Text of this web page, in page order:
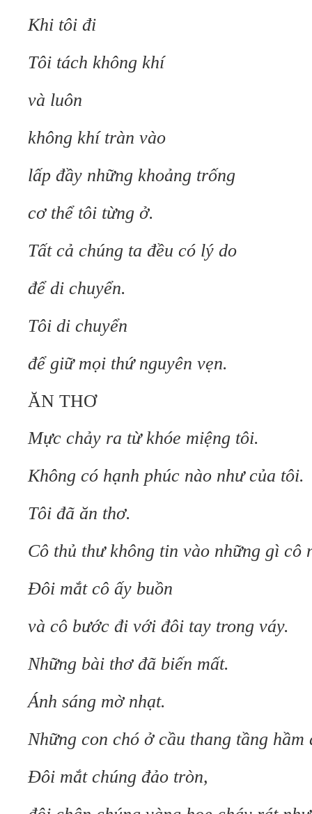
Khi tôi đi
Tôi tách không khí
và luôn
không khí tràn vào
lấp đầy những khoảng trống
cơ thể tôi từng ở.
Tất cả chúng ta đều có lý do
để di chuyển.
Tôi di chuyển
để giữ mọi thứ nguyên vẹn.
ĂN THƠ
Mực chảy ra từ khóe miệng tôi.
Không có hạnh phúc nào như của tôi.
Tôi đã ăn thơ.
Cô thủ thư không tin vào những gì cô
Đôi mắt cô ấy buồn
và cô bước đi với đôi tay trong váy.
Những bài thơ đã biến mất.
Ánh sáng mờ nhạt.
Những con chó ở cầu thang tầng hầm
Đôi mắt chúng đảo tròn,